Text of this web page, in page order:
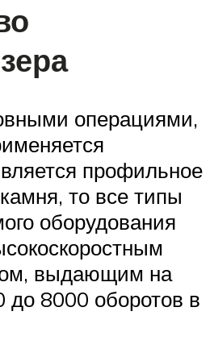
операциями,
профильное
то все типы
оборудования
выдающим на
до 8000 оборотов в